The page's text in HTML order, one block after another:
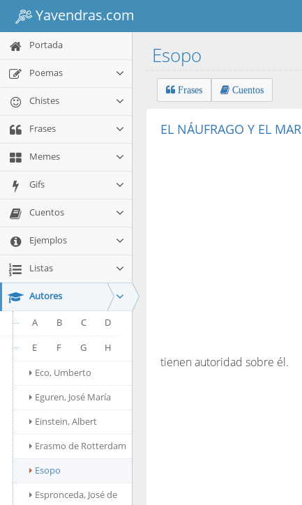
Yavendras.com
Portada
Poemas
Chistes
Frases
Memes
Gifs
Cuentos
Ejemplos
Listas
Autores
A B C
D
E
F G
H
Eco, Umberto
Eguren, José María
Einstein, Albert
Erasmo de Rotterdam
Esopo
Espronceda, José de
Esopo
Frases Cuentos
EL NÁUFRAGO Y EL MAR
tienen autoridad sobre él.